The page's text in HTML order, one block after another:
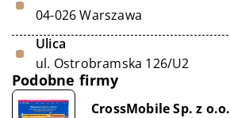
04-026 Warszawa
Ulica
ul. Ostrobramska 126/U2
Podobne firmy
CrossMobile Sp. z o.o.